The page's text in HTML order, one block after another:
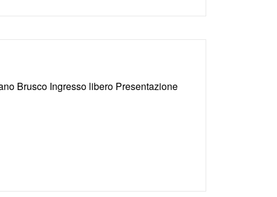
Brusco Ingresso libero Presentazione